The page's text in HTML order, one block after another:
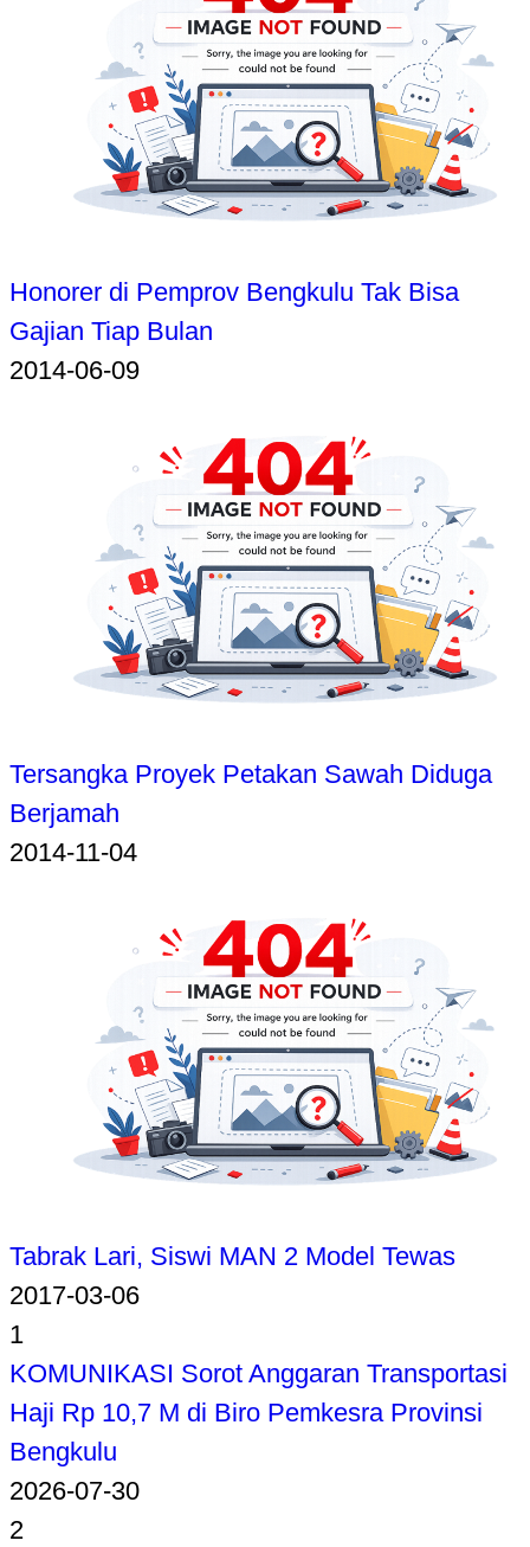
Honorer di Pemprov Bengkulu Tak Bisa
Gajian Tiap Bulan
2014-06-09
Tersangka Proyek Petakan Sawah Diduga
Berjamah
2014-11-04
Tabrak Lari, Siswi MAN 2 Model Tewas
2017-03-06
1
KOMUNIKASI Sorot Anggaran Transportasi
Haji Rp 10,7 M di Biro Pemkesra Provinsi
Bengkulu
2026-07-30
2